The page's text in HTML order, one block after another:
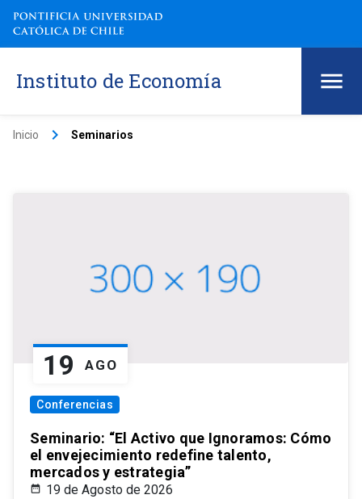
Instituto de Economía
Inicio keyboard_arrow_right Seminarios
19 AGO
Conferencias
Seminario: “El Activo que Ignoramos: Cómo
el envejecimiento redefine talento,
mercados y estrategia”
19 de Agosto de 2026